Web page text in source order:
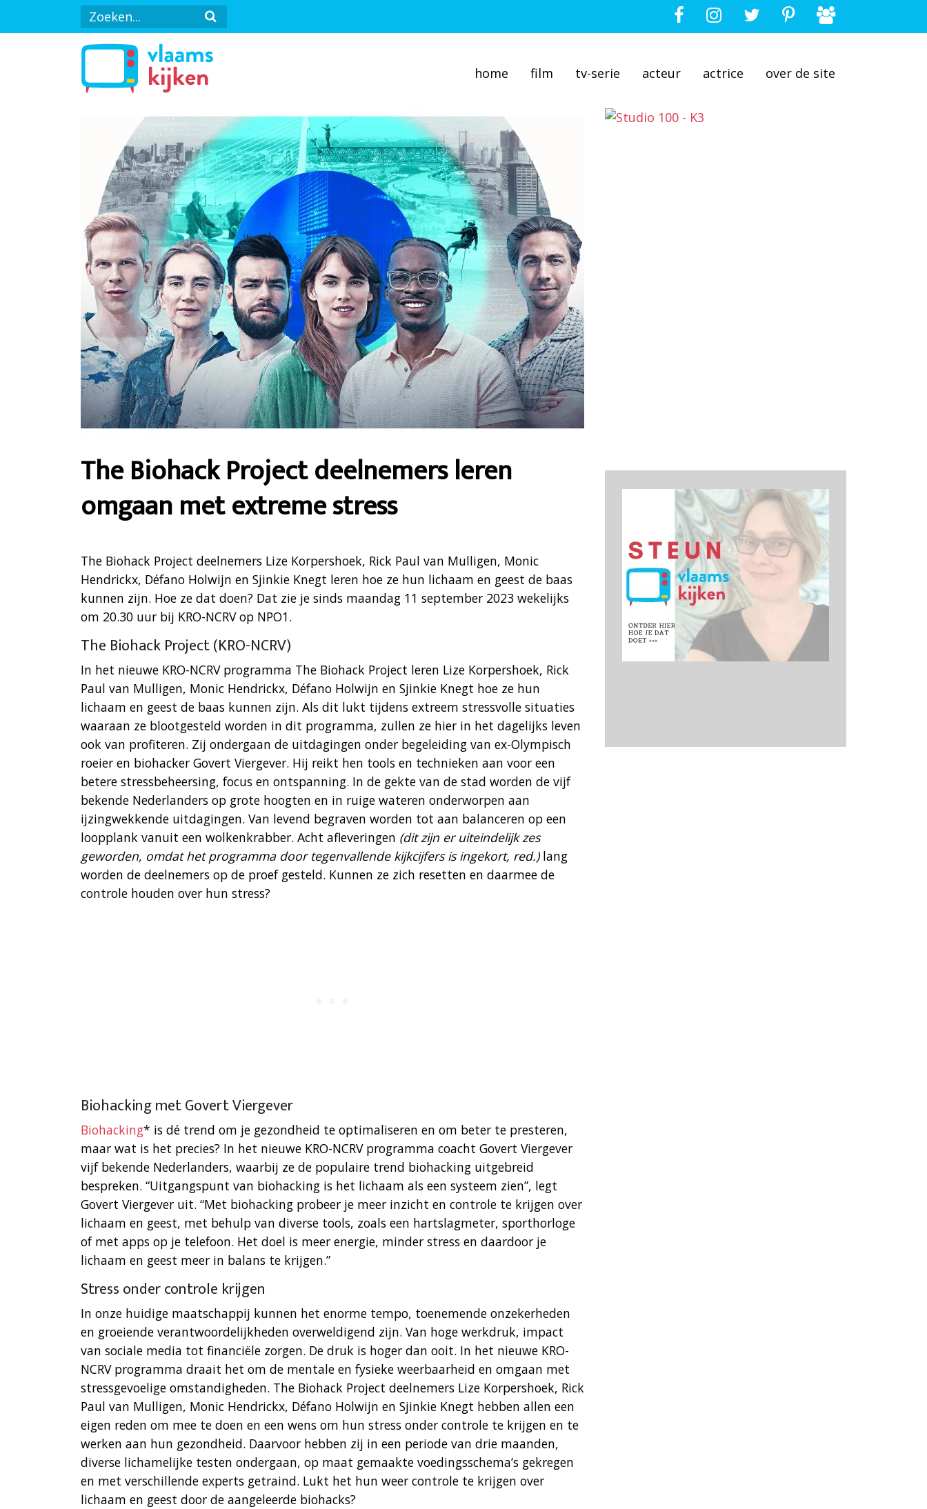
home film tv-serie acteur actrice over de site
The Biohack Project deelnemers leren
omgaan met extreme stress
The Biohack Project deelnemers Lize Korpershoek, Rick Paul van Mulligen, Monic
Hendrickx, Défano Holwijn en Sjinkie Knegt leren hoe ze hun lichaam en geest de baas
kunnen zijn. Hoe ze dat doen? Dat zie je sinds maandag 11 september 2023 wekelijks
om 20.30 uur bij KRO-NCRV op NPO1.
The Biohack Project (KRO-NCRV)
In het nieuwe KRO-NCRV programma The Biohack Project leren Lize Korpershoek, Rick
Paul van Mulligen, Monic Hendrickx, Défano Holwijn en Sjinkie Knegt hoe ze hun
lichaam en geest de baas kunnen zijn. Als dit lukt tijdens extreem stressvolle situaties
waaraan ze blootgesteld worden in dit programma, zullen ze hier in het dagelijks leven
ook van profiteren. Zij ondergaan de uitdagingen onder begeleiding van ex-Olympisch
roeier en biohacker Govert Viergever. Hij reikt hen tools en technieken aan voor een
betere stressbeheersing, focus en ontspanning. In de gekte van de stad worden de vijf
bekende Nederlanders op grote hoogten en in ruige wateren onderworpen aan
ijzingwekkende uitdagingen. Van levend begraven worden tot aan balanceren op een
loopplank vanuit een wolkenkrabber. Acht afleveringen (dit zijn er uiteindelijk zes
geworden, omdat het programma door tegenvallende kijkcijfers is ingekort, red.)lang
worden de deelnemers op de proef gesteld. Kunnen ze zich resetten en daarmee de
controle houden over hun stress?
Biohacking met Govert Viergever
Biohacking* is dé trend om je gezondheid te optimaliseren en om beter te presteren,
maar wat is het precies? In het nieuwe KRO-NCRV programma coacht Govert Viergever
vijf bekende Nederlanders, waarbij ze de populaire trend biohacking uitgebreid
bespreken. “Uitgangspunt van biohacking is het lichaam als een systeem zien”, legt
Govert Viergever uit. “Met biohacking probeer je meer inzicht en controle te krijgen over
lichaam en geest, met behulp van diverse tools, zoals een hartslagmeter, sporthorloge
of met apps op je telefoon. Het doel is meer energie, minder stress en daardoor je
lichaam en geest meer in balans te krijgen.”
Stress onder controle krijgen
In onze huidige maatschappij kunnen het enorme tempo, toenemende onzekerheden
en groeiende verantwoordelijkheden overweldigend zijn. Van hoge werkdruk, impact
van sociale media tot financiële zorgen. De druk is hoger dan ooit. In het nieuwe KRO-
NCRV programma draait het om de mentale en fysieke weerbaarheid en omgaan met
stressgevoelige omstandigheden. The Biohack Project deelnemers Lize Korpershoek, Rick
Paul van Mulligen, Monic Hendrickx, Défano Holwijn en Sjinkie Knegt hebben allen een
eigen reden om mee te doen en een wens om hun stress onder controle te krijgen en te
werken aan hun gezondheid. Daarvoor hebben zij in een periode van drie maanden,
diverse lichamelijke testen ondergaan, op maat gemaakte voedingsschema’s gekregen
en met verschillende experts getraind. Lukt het hun weer controle te krijgen over
lichaam en geest door de aangeleerde biohacks?